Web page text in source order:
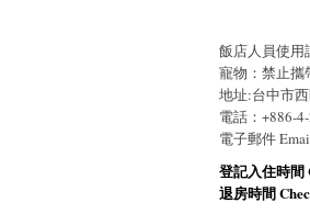
飯店人員使
寵物：禁止攜
地址:台中市
電話：+886-
電子郵件
登記入住時間
退房時間